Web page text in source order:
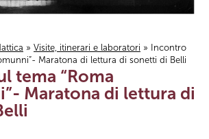
» Visite, itinerari e laboratori » Incontro
Maratona di lettura di sonetti di Belli
tema “Roma
Maratona di lettura di